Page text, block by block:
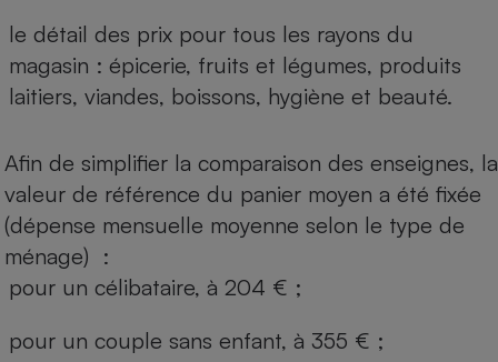
le détail des prix pour tous les rayons du
magasin : épicerie, fruits et légumes, produits
laitiers, viandes, boissons, hygiène et beauté.
Afin de simplifier la comparaison des enseignes, la
valeur de référence du panier moyen a été fixée
(dépense mensuelle moyenne selon le type de
ménage) :
pour un célibataire, à 204 € ;
pour un couple sans enfant, à 355 € ;